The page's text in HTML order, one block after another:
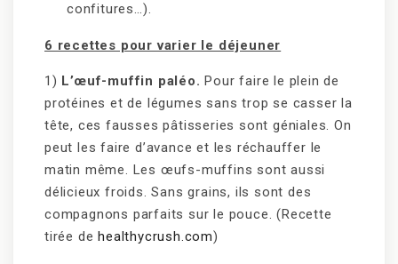
confitures…).
6 recettes pour varier le déjeuner
1) L’œuf-muffin paléo. Pour faire le plein de
protéines et de légumes sans trop se casser la
tête, ces fausses pâtisseries sont géniales. On
peut les faire d’avance et les réchauffer le
matin même. Les œufs-muffins sont aussi
délicieux froids. Sans grains, ils sont des
compagnons parfaits sur le pouce. (Recette
tirée dehealthycrush.com)